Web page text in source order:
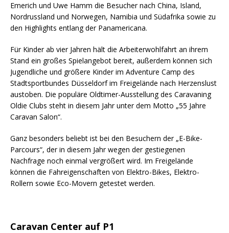
Emerich und Uwe Hamm die Besucher nach China, Island,
Nordrussland und Norwegen, Namibia und Südafrika sowie zu
den Highlights entlang der Panamericana.
Für Kinder ab vier Jahren hält die Arbeiterwohlfahrt an ihrem
Stand ein großes Spielangebot bereit, außerdem können sich
Jugendliche und größere Kinder im Adventure Camp des
Stadtsportbundes Düsseldorf im Freigelände nach Herzenslust
austoben. Die populäre Oldtimer-Ausstellung des Caravaning
Oldie Clubs steht in diesem Jahr unter dem Motto „55 Jahre
Caravan Salon“.
Ganz besonders beliebt ist bei den Besuchern der „E-Bike-
Parcours“, der in diesem Jahr wegen der gestiegenen
Nachfrage noch einmal vergrößert wird. Im Freigelände
können die Fahreigenschaften von Elektro-Bikes, Elektro-
Rollern sowie Eco-Movern getestet werden.
Caravan Center auf P1